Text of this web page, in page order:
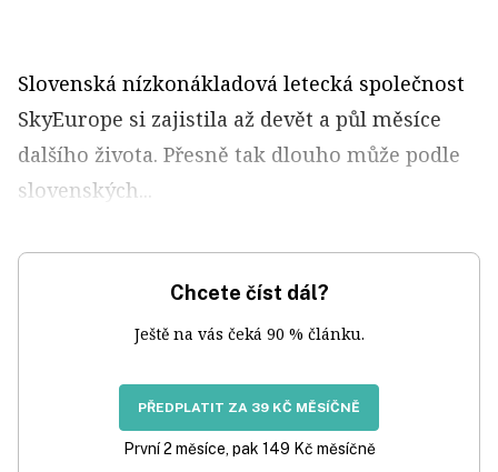
Slovenská nízkonákladová letecká společnost
SkyEurope si zajistila až devět a půl měsíce
dalšího života. Přesně tak dlouho může podle
slovenských...
Chcete číst dál?
Ještě na vás čeká 90 % článku.
PŘEDPLATIT ZA 39 KČ MĚSÍČNĚ
První 2 měsíce, pak 149 Kč měsíčně